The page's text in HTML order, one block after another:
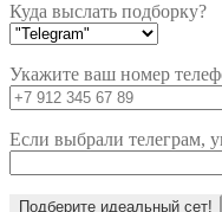
Куда выслать подборку?
Укажите ваш номер
Если выбрали телеграм,